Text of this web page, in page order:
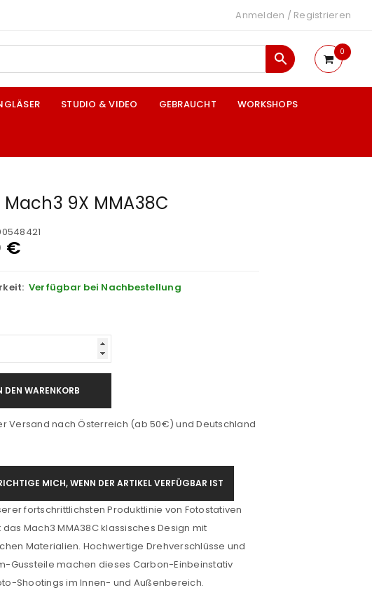
Anmelden / Registrieren
0
STUDIO & VIDEO GEBRAUCHT WORKSHOPS
9X MMA38C
€
Verfügbar bei Nachbestellung
DEN WARENKORB
Versand nach Österreich (ab 50€) und Deutschland
MICH, WENN DER ARTIKEL VERFÜGBAR IST
fortschrittlichsten Produktlinie von Fotostativen
Mach3 MMA38C klassisches Design mit
Materialien. Hochwertige Drehverschlüsse und
Gussteile machen dieses Carbon-Einbeinstativ
Shootings im Innen- und Außenbereich.